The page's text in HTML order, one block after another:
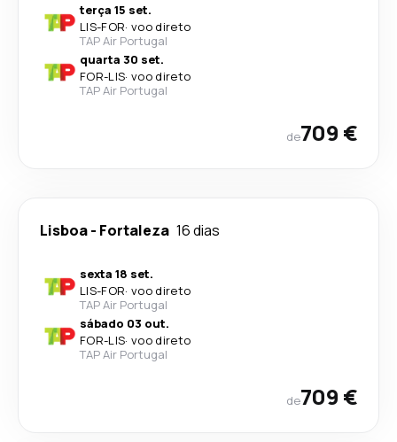
terça 15 set.
LIS-FOR· voo direto
TAP Air Portugal
quarta 30 set.
FOR-LIS· voo direto
TAP Air Portugal
de709 €
Lisboa- Fortaleza 16 dias
sexta 18 set.
LIS-FOR· voo direto
TAP Air Portugal
sábado 03 out.
FOR-LIS· voo direto
TAP Air Portugal
de709 €